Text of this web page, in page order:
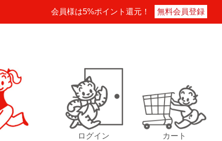
会員様は5%ポイント還元！ 無料会員登録
ログイン カート